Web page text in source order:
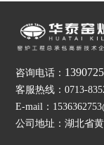
咨询电话：
客服热线：0713-
E-mail：
公司地址：湖北省